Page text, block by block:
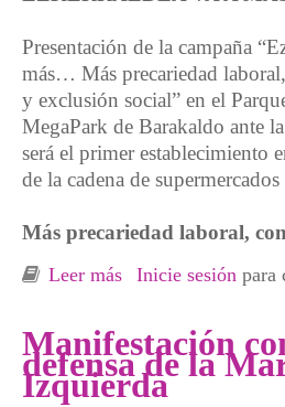
Presentación de la campaña
más… Más precariedad
y exclusión social” en el
MegaPark de Barakaldo ante
será el primer establecimiento
de la cadena de
Más precariedad laboral,
Leer más sobre Movilización
Mercadona de
Inicie sesión para
Manifestación
defensa de la
Izquierda